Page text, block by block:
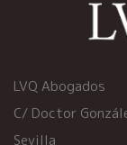
LVQ Abogados
C/ Doctor
Sevilla